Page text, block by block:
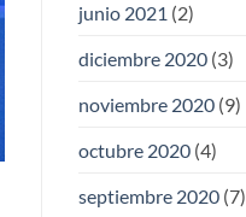
junio 2021 (2)
diciembre 2020(3)
noviembre 2020(9)
octubre 2020(4)
septiembre 2020(7)